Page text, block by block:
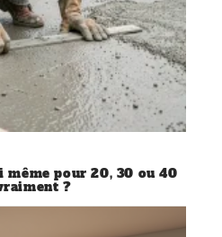
pour 20, 30 ou 40
?